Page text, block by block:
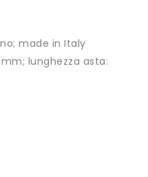
made in Italy
lunghezza asta: